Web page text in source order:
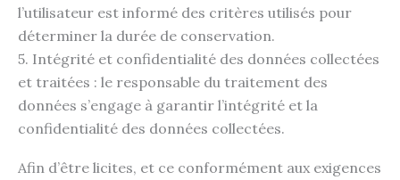
l’utilisateur est informé des critères utilisés pour
déterminer la durée de conservation.
5. Intégrité et confidentialité des données collectées
et traitées : le responsable du traitement des
données s’engage à garantir l’intégrité et la
confidentialité des données collectées.
Afin d’être licites, et ce conformément aux exigences